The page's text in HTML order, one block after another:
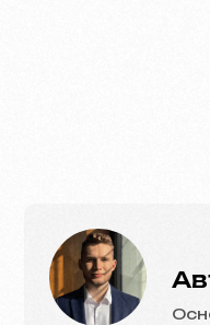
Вопросы и ответы
Услуги и цены
Портфолио